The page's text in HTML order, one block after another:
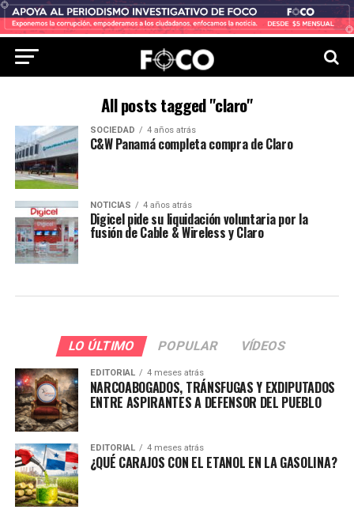
All posts tagged "claro"
SOCIEDAD 4 años atrás
C&W Panamá completa compra de Claro
NOTICIAS 4 años atrás
Digicel pide su liquidación voluntaria por la
fusión de Cable & Wireless y Claro
LO ÚLTIMO POPULAR VÍDEOS
EDITORIAL 4 meses atrás
NARCOABOGADOS, TRÁNSFUGAS Y EXDIPUTADOS
ENTRE ASPIRANTES A DEFENSOR DEL PUEBLO
EDITORIAL 4 meses atrás
¿QUÉ CARAJOS CON EL ETANOL EN LA GASOLINA?